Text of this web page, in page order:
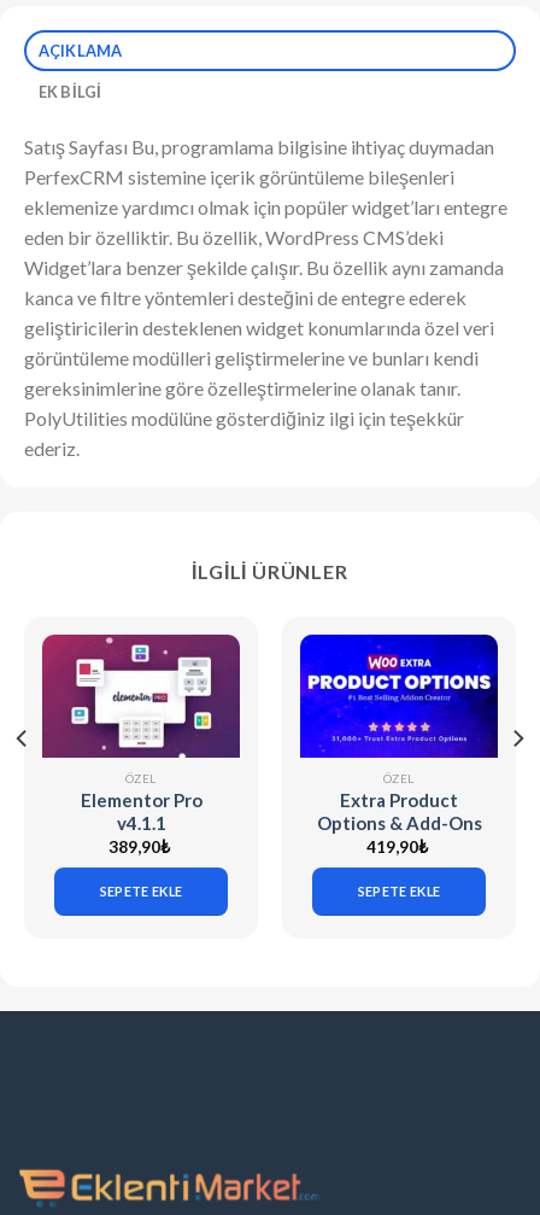
AÇIKLAMA
EK BILGI
Satış Sayfası Bu, programlama bilgisine ihtiyaç duymadan
PerfexCRM sistemine içerik görüntüleme bileşenleri
eklemenize yardımcı olmak için popüler widget’ları entegre
eden bir özelliktir. Bu özellik, WordPress CMS’deki
Widget’lara benzer şekilde çalışır. Bu özellik aynı zamanda
kanca ve filtre yöntemleri desteğini de entegre ederek
geliştiricilerin desteklenen widget konumlarında özel veri
görüntüleme modülleri geliştirmelerine ve bunları kendi
gereksinimlerine göre özelleştirmelerine olanak tanır.
PolyUtilities modülüne gösterdiğiniz ilgi için teşekkür
ederiz.
İLGILI ÜRÜNLER
ÖZEL
Elementor Pro
v4.1.1
389,90₺
SEPETE EKLE
ÖZEL
Extra Product
Options & Add-Ons
for WooCommerce
v7.5.6 (Codecanyon)
419,90₺
SEPETE EKLE